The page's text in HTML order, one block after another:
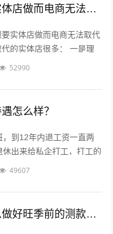
老年电商:有哪些生意必须要实体店做而电商无法取代的，或者投资小上手快适合中老年的？
实体店做而电商无法取代
的实体店很多： 一是理
生活必需的服务，电商无
52990
怎么样？
，到12年内退工资一直两
出来给私企打工，打工的
劳动强度比开滦轻松多
49607
电商淡季:做跨境电商应该怎么做好旺季前的测款和备货呢？